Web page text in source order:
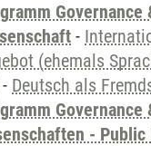
Governance
-
(ehemals
- Deutsch als
Governance
- Public